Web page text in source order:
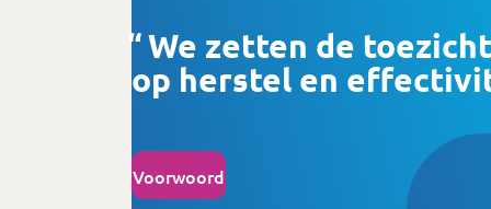
We zetten de
op herstel en
Voorwoord